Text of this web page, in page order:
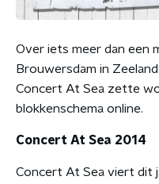
Over iets meer dan een
Brouwersdam in
Concert At Sea zette
blokkenschema online.
Concert At Sea 2014
Concert At Sea viert dit